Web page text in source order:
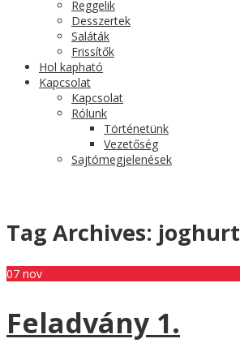
Reggelik
Desszertek
Saláták
Frissítők
Hol kapható
Kapcsolat
Kapcsolat
Rólunk
Történetünk
Vezetőség
Sajtómegjelenések
Tag Archives: joghurt
07 nov
Feladvány 1.